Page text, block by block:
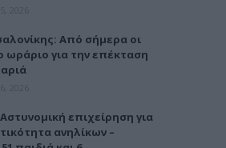
Από σήμερα οι
ωράριο για την επέκταση
επιχείρηση για
ανηλίκων –